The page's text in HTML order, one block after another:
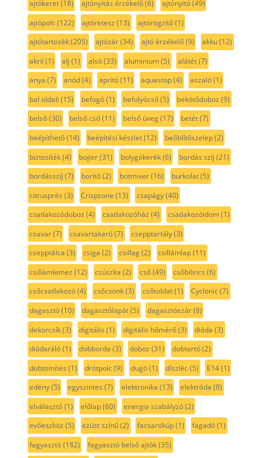
ajtókeret(18) ajtónyitás érzékelő(6) ajtónyitó(49)
ajtópolc(122) ajtóretesz (13) ajtórögzítő(1)
ajtótartozék(205) ajtózár(34) ajtó érzékelő(9) akku(12)
akril (1) alj (1) alsó(33) aluminium(5) alátét(7)
anya (7) anód(4) aprító(11) aquastop(4) aszaló(1)
bal oldali (15) befogó(1) befolyócső(5) bekötődoboz (9)
belső(30) belső cső(11) belső üveg(17) betét(7)
beépíthető(14) beépítési készlet(12) beőblítőszelep(2)
biztosíték(4) bojler(31) bolygókerék(6) bordás szíj (21)
bordásszíj (7) borító(2) botmixer(16) burkolat(5)
citrusprés (3) Crispzone (13) csapágy(40)
csatlakozódoboz (4) csatlakozóház (4) csatlakozóidom(1)
csavar(7) csavartakaró(7) csepptartály(3)
csepptálca (3) csiga (2) csillag(2) csillámlap(11)
csillámlemez (12) csúszka (2) cső(49) csőbilincs (6)
csőcsatlakozó(4) csőcsonk(3) csőtoldat(1) Cyclonic(7)
dagasztó(10) dagasztólapát(5) dagasztószár(8)
dekorcsík(3) digitális (1) digitális hőmérő(3) dióda (3)
diódaráló(1) dobborda (3) doboz (31) dobtartó(2)
dobtömítés (1) drótpolc(9) dugó(1) díszléc(5) E14(1)
edény(5) egyszintes (7) elektronika (13) elektróda (8)
elválasztó(1) előlap(60) energia szabályzó(2)
evőeszköz (5) ezüst színű(2) facsarókúp(1) fagadó(1)
fagyasztó(182) fagyasztó belső ajtók(35)